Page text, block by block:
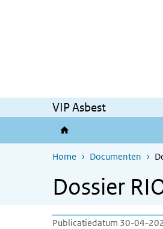
VIP Asbest
Home Documenten
Dossier
Publicatiedatum 30-04-